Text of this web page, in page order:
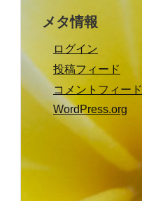
メタ情報
ログイン
投稿フィード
コメントフィード
WordPress.org